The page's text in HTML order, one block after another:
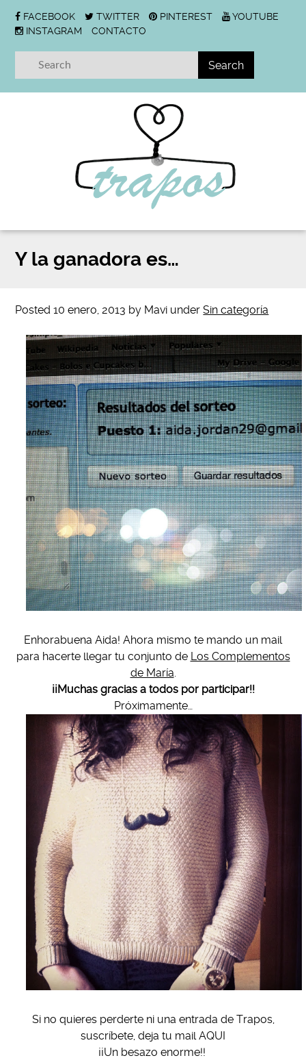
FACEBOOK TWITTER PINTEREST
YOUTUBE
INSTAGRAM
CONTACTO
Y la ganadora es…
Posted10 enero, 2013 by Mavi underSin categoría
Enhorabuena Aida! Ahora mismo te mando un mail
para hacerte llegar tu conjunto de Los Complementos
de María.
¡¡Muchas gracias a todos por participar!!
Próximamente…
Si no quieres perderte ni una entrada de Trapos,
suscríbete, deja tu mail AQUI
¡¡Un besazo enorme!!